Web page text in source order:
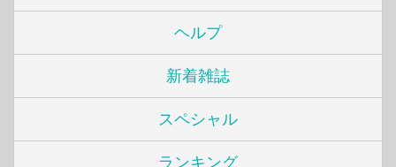
ヘルプ
新着雑誌
スペシャル
ランキング